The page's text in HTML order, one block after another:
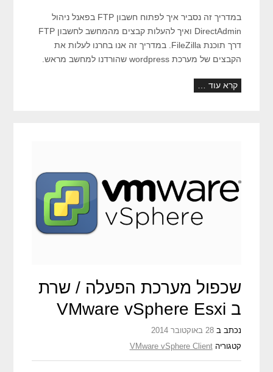
במדריך זה נסביר איך לפתוח חשבון FTP בפאנל ניהול
DirectAdmin ואיך להעלות קבצים מהמחשב לחשבון FTP
דרך תוכנת FileZilla. במדריך זה אנו בחרנו לעלות את
הקבצים של מערכת wordpress שהורדנו למחשב מראש.
קרא עוד …
שכפול מערכת הפעלה / שרת
ב VMware vSphere Esxi
נכתב ב28 באוקטובר 2014
קטגוריהVMware vSphere Client